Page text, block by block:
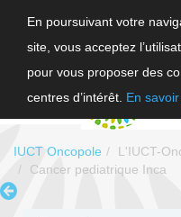
En poursuivant votre
site, vous acceptez
pour vous proposer des
centres d’intérêt. En
IUCT Oncopole L'IUCT-
Cancer pediatrique Inca